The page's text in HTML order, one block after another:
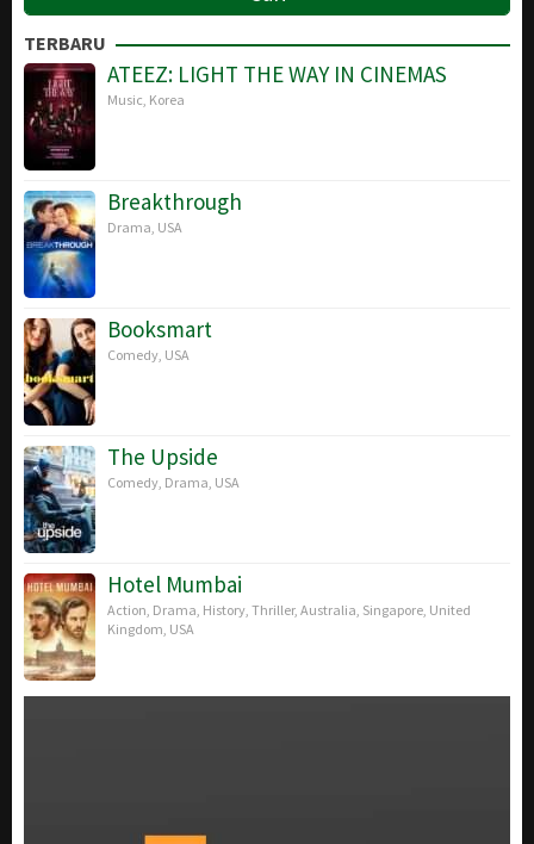
TERBARU
ATEEZ: LIGHT THE WAY IN CINEMAS
Music Korea
Breakthrough
Drama USA
Booksmart
Comedy USA
The Upside
Comedy Drama USA
Hotel Mumbai
Action Drama History Thriller, Australia Singapore United
Kingdom USA